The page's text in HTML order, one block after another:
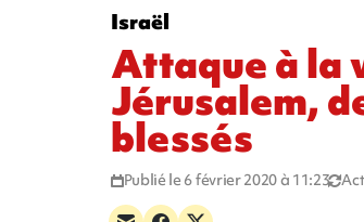
Israël
Attaque à la
Jérusalem,
blessés
Publié le 6 février 2020 à 11:23